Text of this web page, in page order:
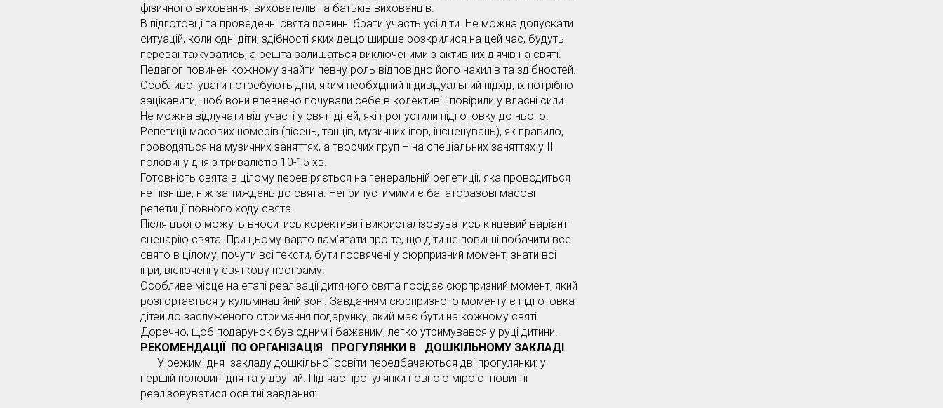
фізичного виховання, вихователів та батьків вихованців.
В підготовці та проведенні свята повинні брати участь усі діти. Не можна допускати
ситуацій, коли одні діти, здібності яких дещо ширше розкрилися на цей час, будуть
перевантажуватись, а решта залишаться виключеними з активних діячів на святі.
Педагог повинен кожному знайти певну роль відповідно його нахилів та здібностей.
Особливої уваги потребують діти, яким необхідний індивідуальний підхід, їх потрібно
зацікавити, щоб вони впевнено почували себе в колективі і повірили у власні сили.
Не можна відлучати від участі у святі дітей, які пропустили підготовку до нього.
Репетиції масових номерів (пісень, танців, музичних ігор, інсценувань), як правило,
проводяться на музичних заняттях, а творчих груп – на спеціальних заняттях у ІІ
половину дня з тривалістю 10-15 хв.
Готовність свята в цілому перевіряється на генеральній репетиції, яка проводиться
не пізніше, ніж за тиждень до свята. Неприпустимими є багаторазові масові
репетиції повного ходу свята.
Після цього можуть вноситись корективи і викристалізовуватись кінцевий варіант
сценарію свята. При цьому варто пам’ятати про те, що діти не повинні побачити все
свято в цілому, почути всі тексти, бути посвячені у сюрпризний момент, знати всі
ігри, включені у святкову програму.
Особливе місце на етапі реалізації дитячого свята посідає сюрпризний момент, який
розгортається у кульмінаційній зоні. Завданням сюрпризного моменту є підготовка
дітей до заслуженого отримання подарунку, який має бути на кожному святі.
Доречно, щоб подарунок був одним і бажаним, легко утримувався у руці дитини.
РЕКОМЕНДАЦІЇ ПО ОРГАНІЗАЦІЯ ПРОГУЛЯНКИ В ДОШКІЛЬНОМУ ЗАКЛАДІ
У режимі дня закладу дошкільної освіти передбачаються дві прогулянки: у
першій половині дня та у другий. Під час прогулянки повною мірою повинні
реалізовуватися освітні завдання: